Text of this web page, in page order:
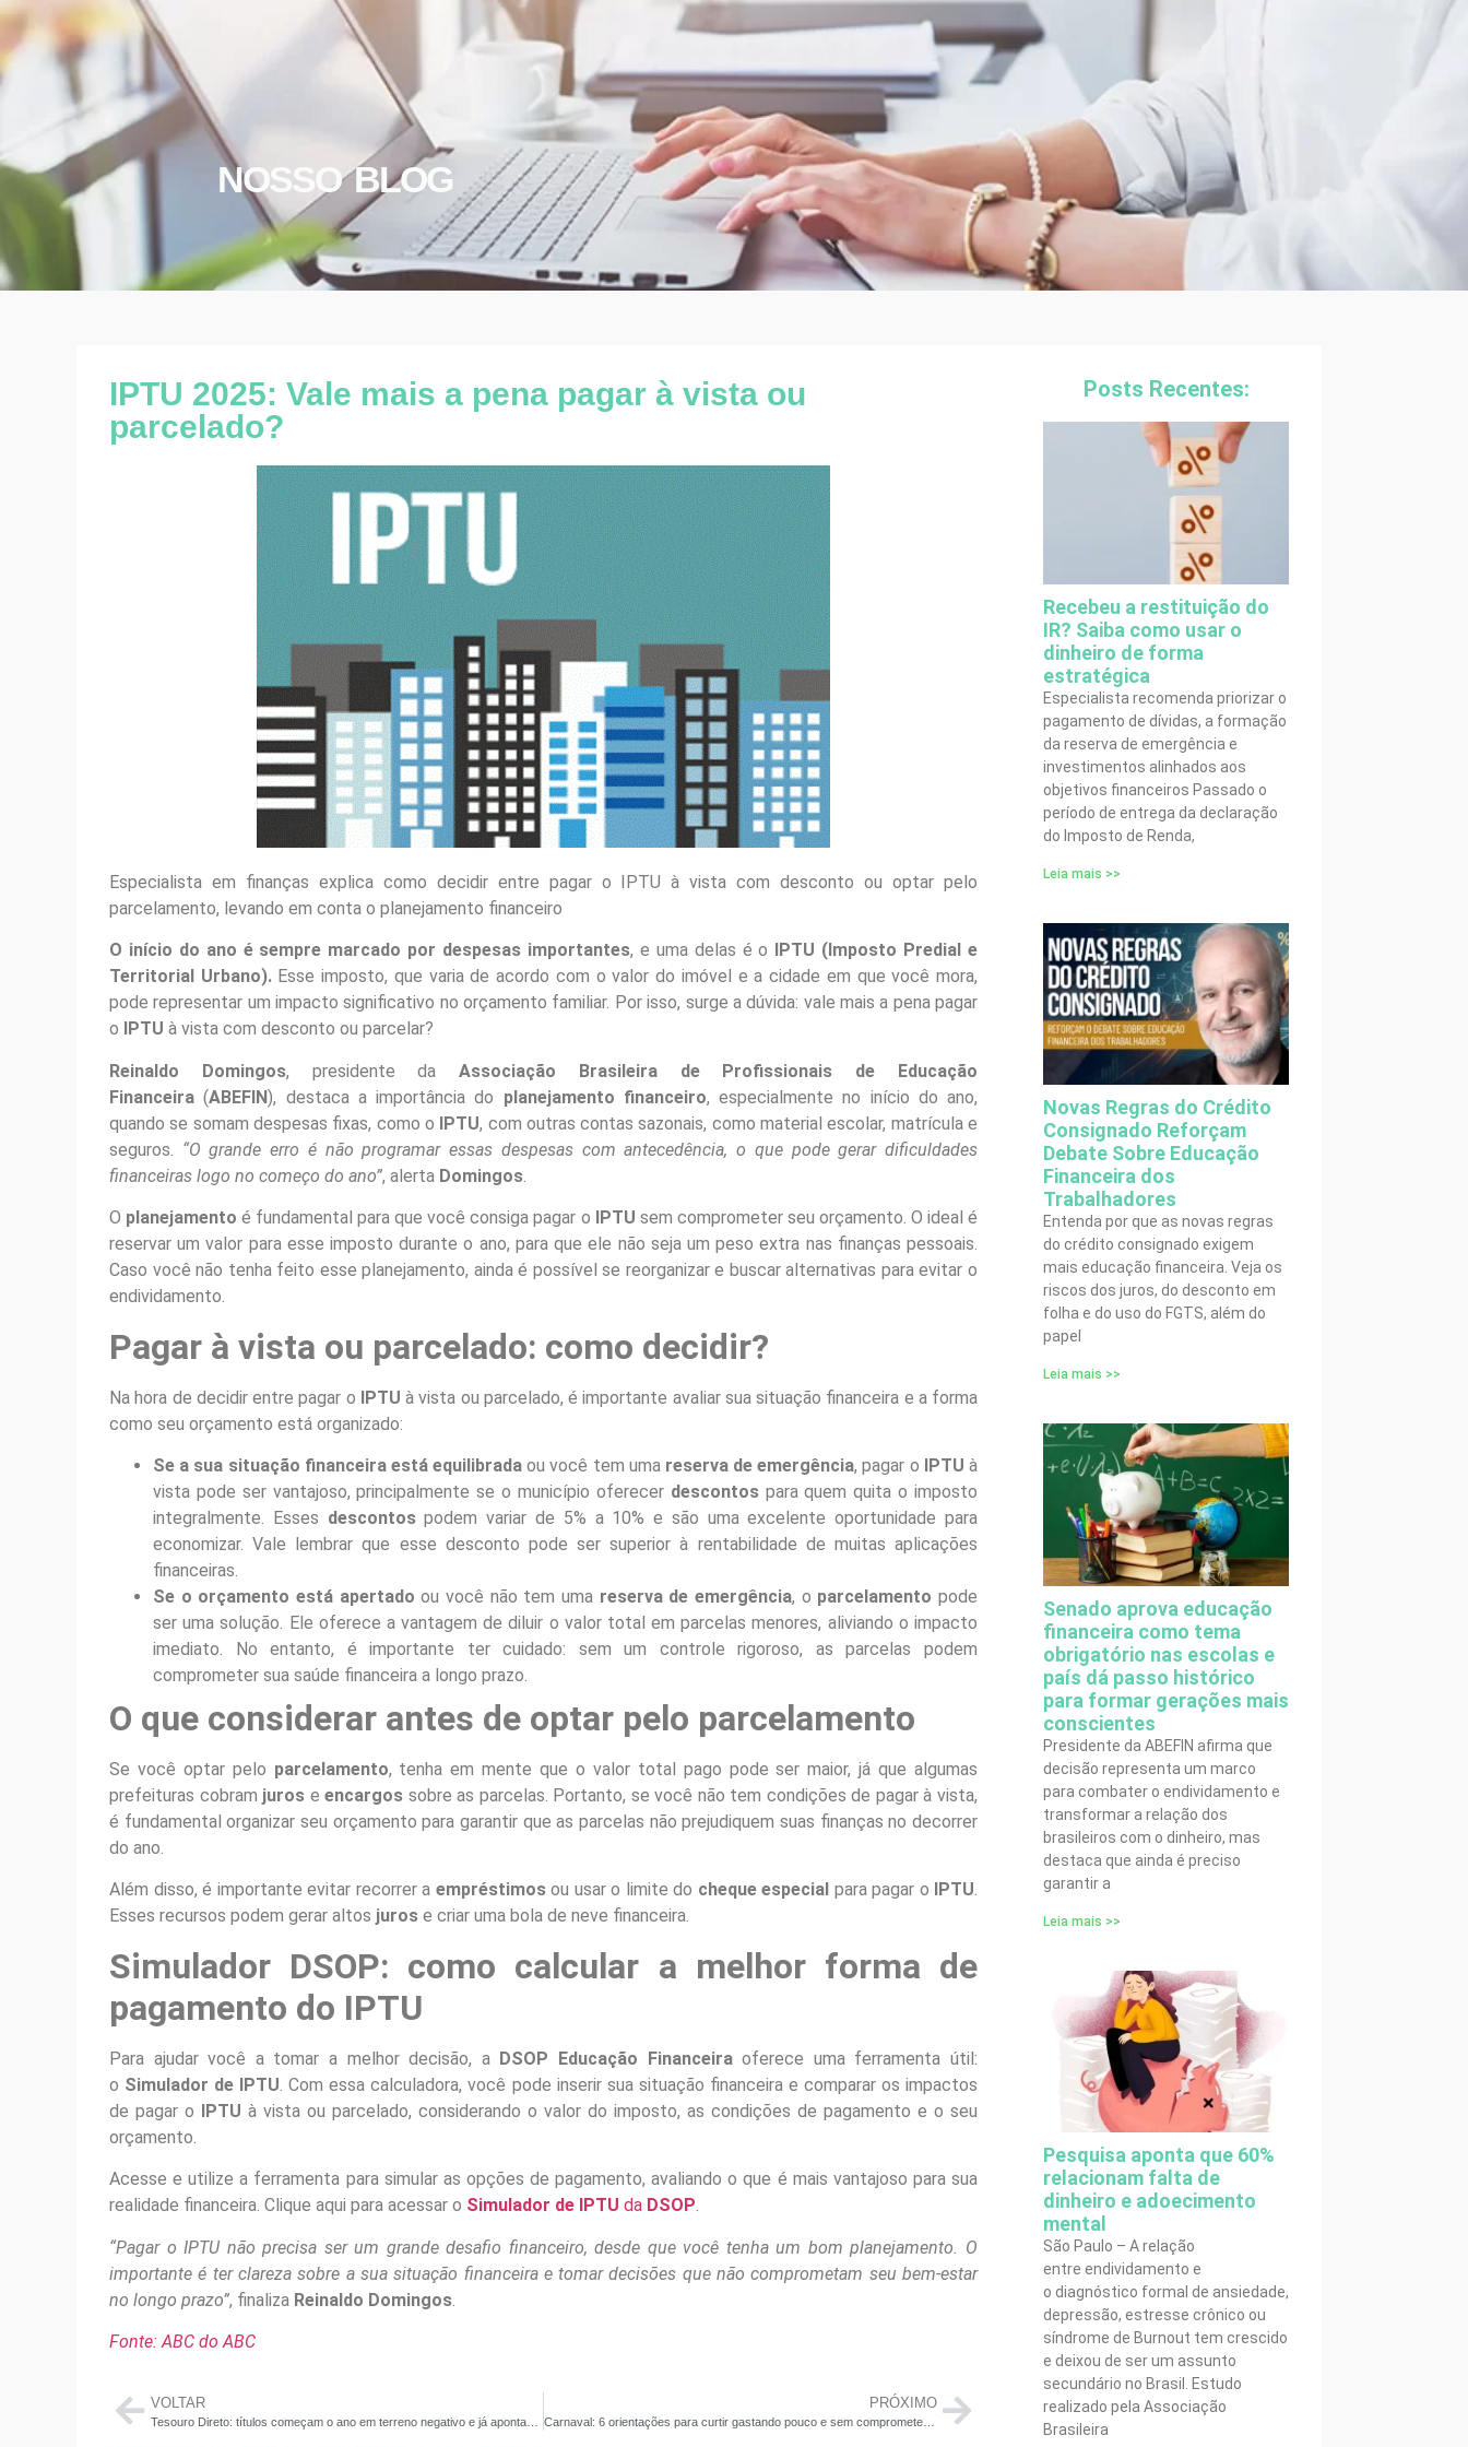
NOSSO BLOG
IPTU 2025: Vale mais a pena pagar à vista ou
parcelado?
Especialista em finanças explica como decidir entre pagar o IPTU à vista com desconto ou optar pelo
parcelamento, levando em conta o planejamento financeiro
O início do ano é sempre marcado por despesas importantes, e uma delas é o IPTU (Imposto Predial e
Territorial Urbano).Esse imposto, que varia de acordo com o valor do imóvel e a cidade em que você mora,
pode representar um impacto significativo no orçamento familiar. Por isso, surge a dúvida: vale mais a pena pagar
o
IPTU à vista com desconto ou parcelar?
Reinaldo Domingos, presidente daAssociação Brasileira de Profissionais de Educação
Financeira (ABEFIN), destaca a importância do planejamento financeiro, especialmente no início do ano,
quando se somam despesas fixas, como o IPTU, com outras contas sazonais, como material escolar, matrícula e
seguros. “O grande erro é não programar essas despesas com antecedência, o que pode gerar dificuldades
financeiras logo no começo do ano”, alerta Domingos
O planejamento é fundamental para que você consiga pagar o IPTU sem comprometer seu orçamento. O ideal é
reservar um valor para esse imposto durante o ano, para que ele não seja um peso extra nas finanças pessoais.
Caso você não tenha feito esse planejamento, ainda é possível se reorganizar e buscar alternativas para evitar o
endividamento.
Pagar à vista ou parcelado: como decidir?
Na hora de decidir entre pagar o IPTU à vista ou parcelado, é importante avaliar sua situação financeira e a forma
como seu orçamento está organizado:
Se a sua situação financeira está equilibrada ou você tem uma reserva de emergência, pagar o IPTU à
vista pode ser vantajoso, principalmente se o município oferecer descontospara quem quita o imposto
integralmente. Esses descontospodem variar de 5% a 10% e são uma excelente oportunidade para
economizar. Vale lembrar que esse desconto pode ser superior à rentabilidade de muitas aplicações
financeiras.
Se o orçamento está apertado ou você não tem uma reserva de emergência, o parcelamento pode
ser uma solução. Ele oferece a vantagem de diluir o valor total em parcelas menores, aliviando o impacto
imediato. No entanto, é importante ter cuidado: sem um controle rigoroso, as parcelas podem
comprometer sua saúde financeira a longo prazo.
O que considerar antes de optar pelo parcelamento
Se você optar pelo parcelamento, tenha em mente que o valor total pago pode ser maior, já que algumas
prefeituras cobram juros eencargos sobre as parcelas. Portanto, se você não tem condições de pagar à vista,
é fundamental organizar seu orçamento para garantir que as parcelas não prejudiquem suas finanças no decorrer
do ano.
Além disso, é importante evitar recorrer a empréstimosou usar o limite do cheque especial para pagar o IPTU.
Esses recursos podem gerar altos juros e criar uma bola de neve financeira.
Simulador DSOP: como calcular a melhor forma de
pagamento do IPTU
Para ajudar você a tomar a melhor decisão, a DSOP Educação Financeiraoferece uma ferramenta útil:
o Simulador de IPTU . Com essa calculadora, você pode inserir sua situação financeira e comparar os impactos
de pagar o IPTU à vista ou parcelado, considerando o valor do imposto, as condições de pagamento e o seu
orçamento.
Acesse e utilize a ferramenta para simular as opções de pagamento, avaliando o que é mais vantajoso para sua
realidade financeira. Clique aqui para acessar o Simulador de IPTU da DSOP.
“Pagar o IPTU não precisa ser um grande desafio financeiro, desde que você tenha um bom planejamento. O
importante é ter clareza sobre a sua situação financeira e tomar decisões que não comprometam seu bem-estar
no longo prazo”, finaliza Reinaldo Domingos
Fonte: ABC do ABC
VOLTAR
Tesouro Direto: títulos começam o ano em terreno negativo e já apontam os desafios de 2025
PRÓXIMO
Posts Recentes:
Recebeu a restituição do
IR? Saiba como usar o
dinheiro de forma
estratégica
Especialista recomenda priorizar o
pagamento de dívidas, a formação
da reserva de emergência e
investimentos alinhados aos
objetivos financeiros Passado o
período de entrega da declaração
do Imposto de Renda,
Leia mais >>
Novas Regras do Crédito
Consignado Reforçam
Debate Sobre Educação
Financeira dos
Trabalhadores
Entenda por que as novas regras
do crédito consignado exigem
mais educação financeira. Veja os
riscos dos juros, do desconto em
folha e do uso do FGTS, além do
papel
Leia mais >>
Senado aprova educação
financeira como tema
obrigatório nas escolas e
país dá passo histórico
para formar gerações mais
conscientes
Presidente da ABEFIN afirma que
decisão representa um marco
para combater o endividamento e
transformar a relação dos
brasileiros com o dinheiro, mas
destaca que ainda é preciso
garantir a
Leia mais >>
Pesquisa aponta que 60%
relacionam falta de
dinheiro e adoecimento
mental
São Paulo – A relação
entre endividamento e
o diagnóstico formal de ansiedade,
depressão, estresse crônico ou
síndrome de Burnout tem crescido
e deixou de ser um assunto
secundário no Brasil. Estudo
realizado pela Associação
Brasileira